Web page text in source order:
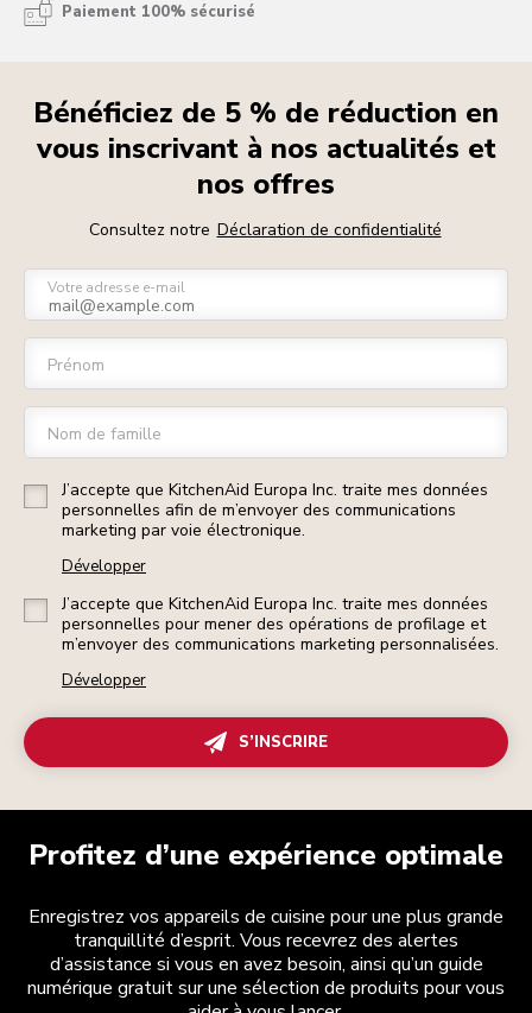
Paiement 100% sécurisé
Bénéficiez de 5 % de réduction en
vous inscrivant à nos actualités et
nos offres
Consultez notre Déclaration de confidentialité
Votre adresse e-mail
Prénom
Nom de famille
J’accepte que KitchenAid Europa Inc. traite mes données
personnelles afin de m’envoyer des communications
marketing par voie électronique.
Développer
J’accepte que KitchenAid Europa Inc. traite mes données
personnelles pour mener des opérations de profilage et
m’envoyer des communications marketing personnalisées.
Développer
S’INSCRIRE
Profitez d’une expérience optimale
Enregistrez vos appareils de cuisine pour une plus grande
tranquillité d’esprit. Vous recevrez des alertes
d’assistance si vous en avez besoin, ainsi qu’un guide
numérique gratuit sur une sélection de produits pour vous